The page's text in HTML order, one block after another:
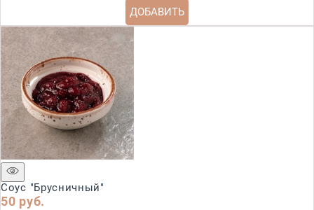
ДОБАВИТЬ
Соус "Брусничный"
50 руб.